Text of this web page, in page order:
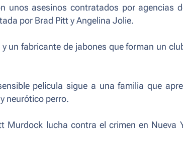
unos asesinos contratados por agencias
por Brad Pitt y Angelina Jolie.
un fabricante de jabones que forman un
película sigue a una familia que
neurótico perro.
Murdock lucha contra el crimen en Nueva